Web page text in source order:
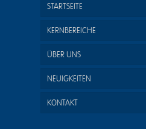
STARTSEITE
KERNBEREICHE
ÜBER UNS
NEUIGKEITEN
KONTAKT